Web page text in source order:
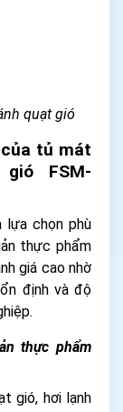
quạt gió
tủ mát
FSM-
lựa chọn phù
thực phẩm
giá cao nhờ
định và độ
thực phẩm
gió, hơi lạnh